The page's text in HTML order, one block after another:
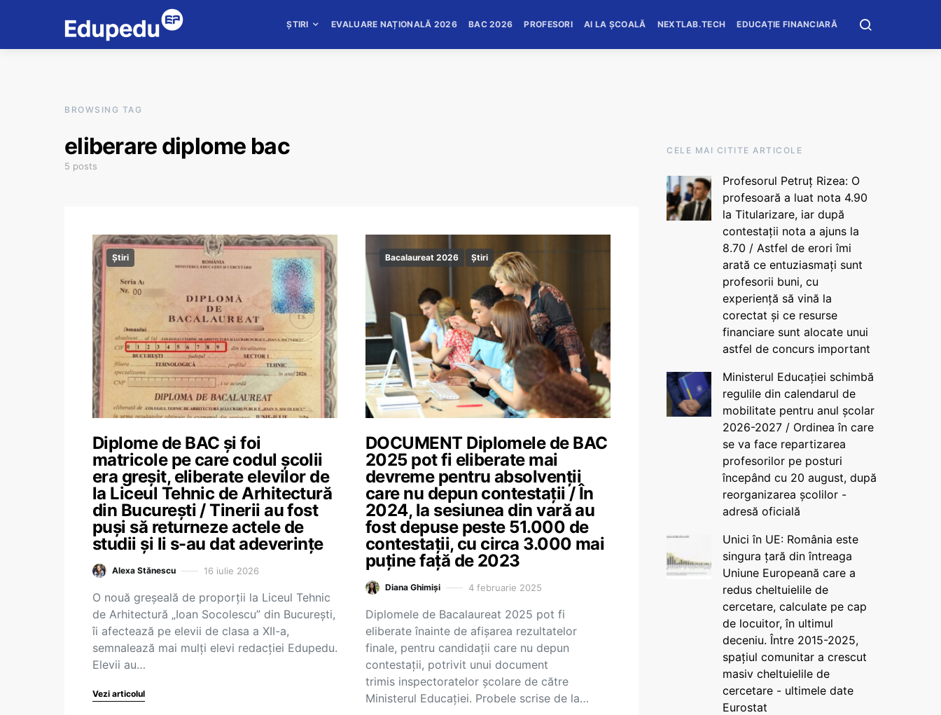
ȘTIRI EVALUARE NAȚIONALĂ 2026 BAC 2026 PROFESORI AI LA ȘCOALĂ NEXTLAB.TECH EDUCAȚIE FINANCIARĂ
BROWSING TAG
eliberare diplome bac
5 posts
Știri
Diplome de BAC și foi
matricole pe care codul școlii
era greșit, eliberate elevilor de
la Liceul Tehnic de Arhitectură
din București / Tinerii au fost
puși să returneze actele de
studii și li s-au dat adeverințe
Alexa Stănescu 16 iulie 2026
O nouă greșeală de proporții la Liceul Tehnic
de Arhitectură „Ioan Socolescu” din București,
îi afectează pe elevii de clasa a XII-a,
semnalează mai mulți elevi redacției Edupedu.
Elevii au…
Vezi articolul
Bacalaureat 2026 Știri
DOCUMENT Diplomele de BAC
2025 pot fi eliberate mai
devreme pentru absolvenții
care nu depun contestații / În
2024, la sesiunea din vară au
fost depuse peste 51.000 de
contestații, cu circa 3.000 mai
puține față de 2023
Diana Ghimiși 4 februarie 2025
Diplomele de Bacalaureat 2025 pot fi
eliberate înainte de afișarea rezultatelor
finale, pentru candidații care nu depun
contestații, potrivit unui document
trimis inspectoratelor școlare de către
Ministerul Educației. Probele scrise de la…
CELE MAI CITITE ARTICOLE
Profesorul Petruț Rizea: O
profesoară a luat nota 4.90
la Titularizare, iar după
contestații nota a ajuns la
8.70 / Astfel de erori îmi
arată ce entuziasmați sunt
profesorii buni, cu
experiență să vină la
corectat și ce resurse
financiare sunt alocate unui
astfel de concurs important
Ministerul Educației schimbă
regulile din calendarul de
mobilitate pentru anul școlar
2026-2027 / Ordinea în care
se va face repartizarea
profesorilor pe posturi
începând cu 20 august, după
reorganizarea școlilor -
adresă oficială
Unici în UE: România este
singura țară din întreaga
Uniune Europeană care a
redus cheltuielile de
cercetare, calculate pe cap
de locuitor, în ultimul
deceniu. Între 2015-2025,
spațiul comunitar a crescut
masiv cheltuielile de
cercetare - ultimele date
Eurostat